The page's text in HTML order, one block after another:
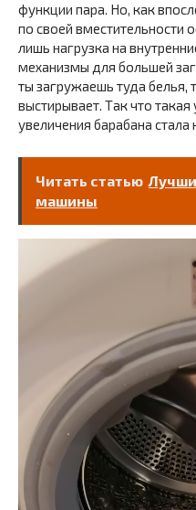
функции пара. Но, как
по своей вместительности
лишь нагрузка на
механизмы для большей
ты загружаешь туда белья,
выстирывает. Так что такая
увеличения барабана стала
Читать статью
машины